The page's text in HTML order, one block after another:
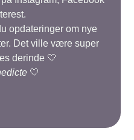
opdateringer om nye
Det ville være super
derinde 🤍
🤍